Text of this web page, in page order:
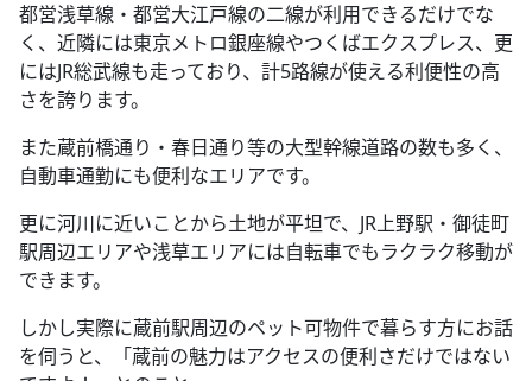
都営浅草線・都営大江戸線の二線が利用できるだけでな
く、近隣には東京メトロ銀座線やつくばエクスプレス、更
にはJR総武線も走っており、計5路線が使える利便性の高
さを誇ります。
また蔵前橋通り・春日通り等の大型幹線道路の数も多く、
自動車通勤にも便利なエリアです。
更に河川に近いことから土地が平坦で、JR上野駅・御徒町
駅周辺エリアや浅草エリアには自転車でもラクラク移動が
できます。
しかし実際に蔵前駅周辺のペット可物件で暮らす方にお話
を伺うと、「蔵前の魅力はアクセスの便利さだけではない